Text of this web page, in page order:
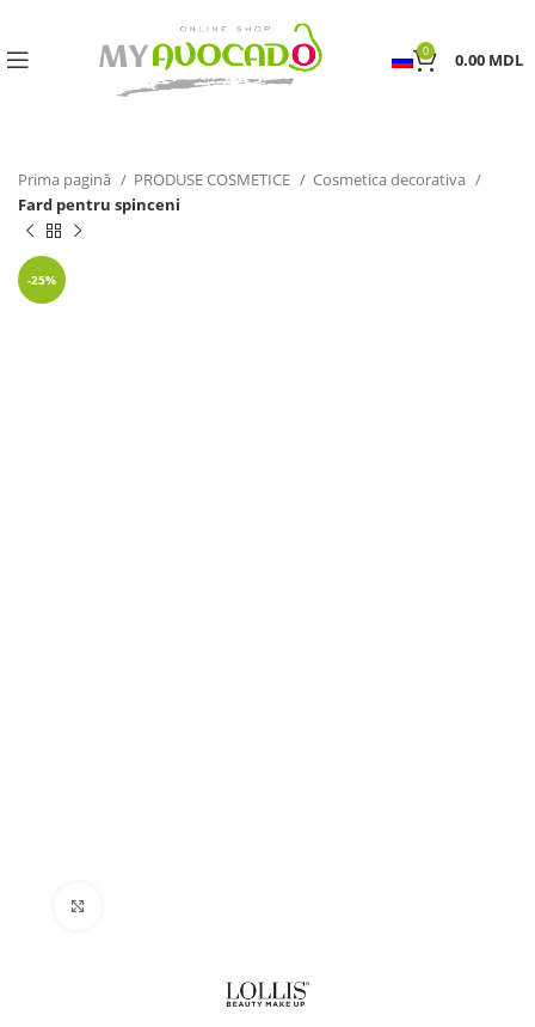
0 0.00 MDL
Prima pagină PRODUSE COSMETICE
Cosmetica decorativa
Fard pentru spinceni
-25%